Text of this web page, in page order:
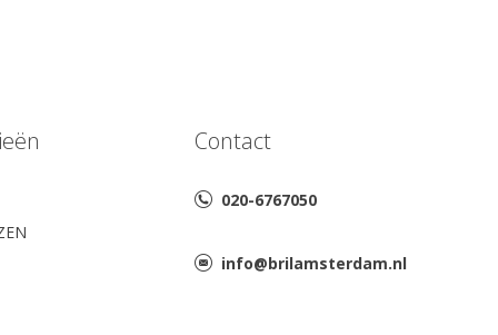
Contact
020-6767050
info@brilamsterdam.nl